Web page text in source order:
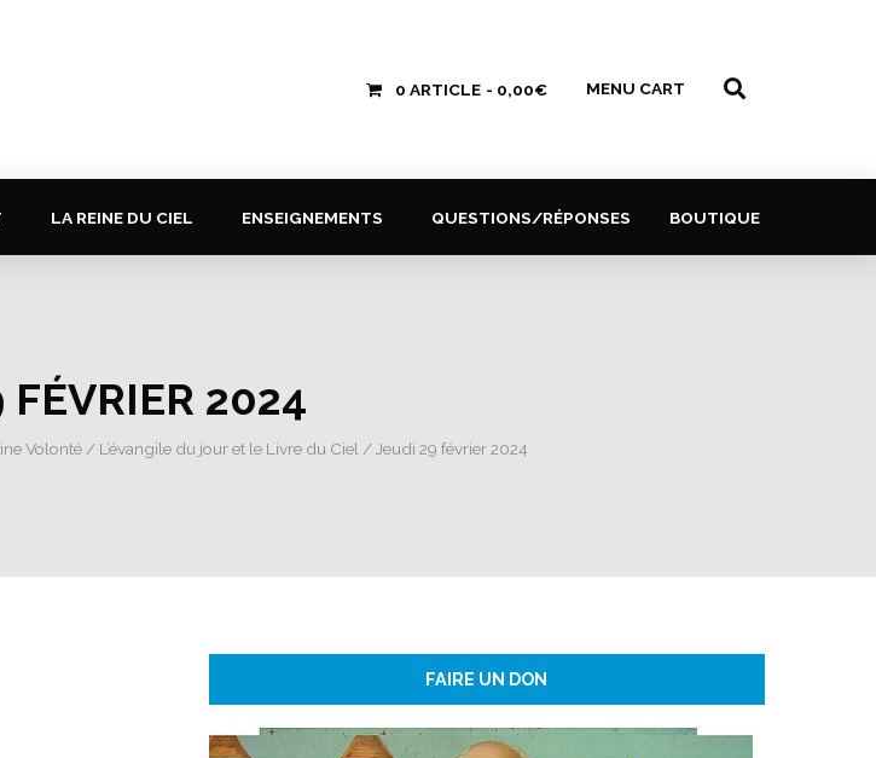
0 ARTICLE 0,00€ MENU CART
LA REINE DU CIEL ENSEIGNEMENTS QUESTIONS/RÉPONSES BOUTIQUE
FÉVRIER 2024
Volonté / L’évangile du jour et le Livre du Ciel / Jeudi 29 février 2024
FAIRE UN DON